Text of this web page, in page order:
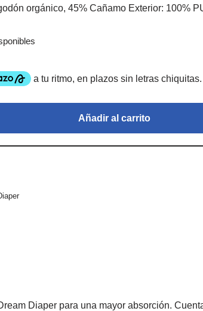
orgánico, 45% Cañamo Exterior: 100%
Añadir al carrito
Diaper para una mayor absorción.